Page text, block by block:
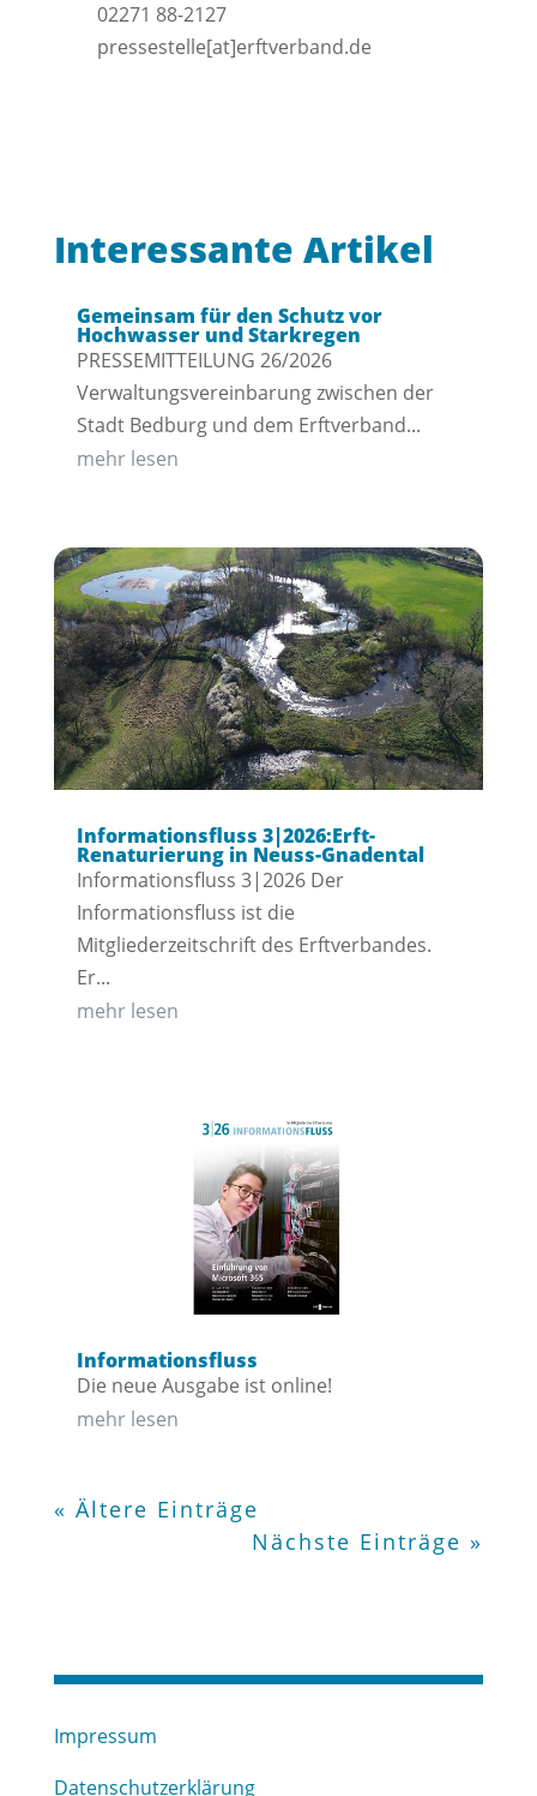
02271 88-2127
pressestelle[at]erftverband.de
Interessante Artikel
Gemeinsam für den Schutz vor
Hochwasser und Starkregen
PRESSEMITTEILUNG 26/2026
Verwaltungsvereinbarung zwischen der
Stadt Bedburg und dem Erftverband...
mehr lesen
Informationsfluss 3|2026:Erft-
Renaturierung in Neuss-Gnadental
Informationsfluss 3|2026 Der
Informationsfluss ist die
Mitgliederzeitschrift des Erftverbandes.
Er...
mehr lesen
Informationsfluss
Die neue Ausgabe ist online!
mehr lesen
« Ältere Einträge
Nächste Einträge »
Impressum
Datenschutzerklärung